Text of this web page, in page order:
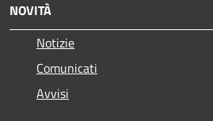
NOVITÀ
Notizie
Comunicati
Avvisi